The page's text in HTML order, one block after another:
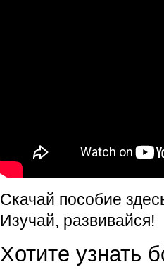
Скачай пособие
Изучай, развивайся!
Хотите